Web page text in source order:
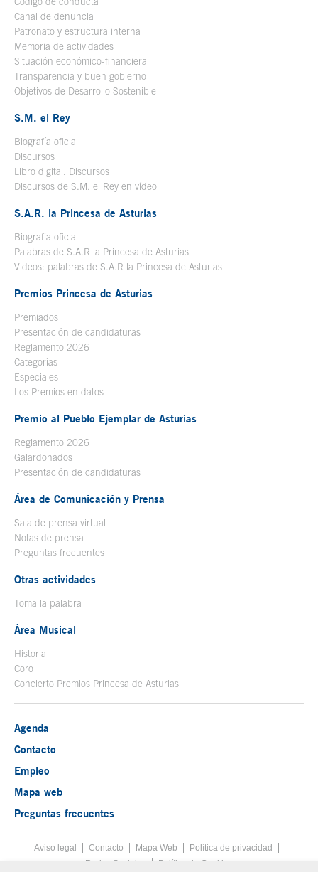
Canal de denuncia
Patronato y estructura interna
Memoria de actividades
Situación económico-financiera
Transparencia y buen gobierno
Objetivos de Desarrollo Sostenible
S.M. el Rey
Biografía oficial
Discursos
Libro digital. Discursos
Discursos de S.M. el Rey en vídeo
S.A.R. la Princesa de Asturias
Biografía oficial
Palabras de S.A.R la Princesa de Asturias
Videos: palabras de S.A.R la Princesa de Asturias
Premios Princesa de Asturias
Premiados
Presentación de candidaturas
Reglamento 2026
Categorías
Especiales
Los Premios en datos
Premio al Pueblo Ejemplar de Asturias
Reglamento 2026
Galardonados
Presentación de candidaturas
Área de Comunicación y Prensa
Sala de prensa virtual
Notas de prensa
Preguntas frecuentes
Otras actividades
Toma la palabra
Área Musical
Historia
Coro
Concierto Premios Princesa de Asturias
Agenda
Contacto
Empleo
Mapa web
Preguntas frecuentes
Menú pie
Aviso legal Tecla de acceso 8
Contacto Mapa Web
Política de privacidad
Redes Sociales
Política de Cookies